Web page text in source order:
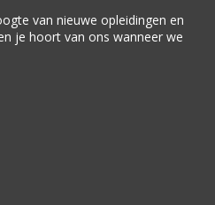
van nieuwe opleidingen en
je hoort van ons wanneer we